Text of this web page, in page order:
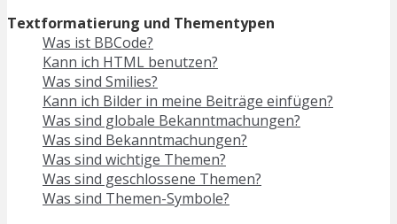
Textformatierung und Thementypen
Was ist BBCode?
Kann ich HTML benutzen?
Was sind Smilies?
Kann ich Bilder in meine Beiträge einfügen?
Was sind globale Bekanntmachungen?
Was sind Bekanntmachungen?
Was sind wichtige Themen?
Was sind geschlossene Themen?
Was sind Themen-Symbole?